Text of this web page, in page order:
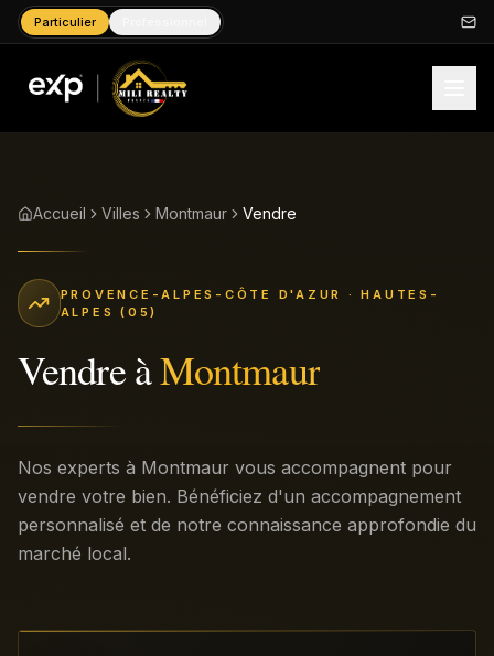
Particulier
Accueil Villes Montmaur Vendre
PROVENCE-ALPES-CÔTE D'AZUR
· HAUTES-
ALPES (05)
VendreàMontmaur
Nos experts à Montmaur vous accompagnent pour
vendre votre bien. Bénéficiez d'un accompagnement
personnalisé et de notre connaissance approfondie du
marché local.